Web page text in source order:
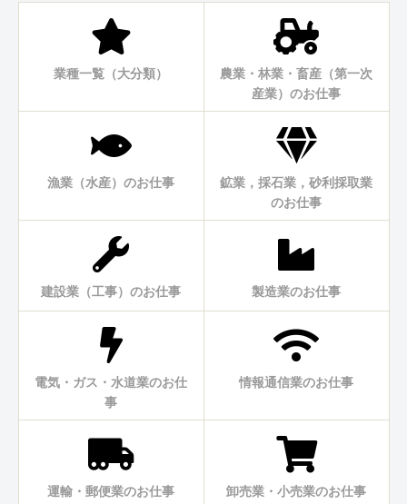
業種一覧（大分類）
農業・林業・畜産（第一次
産業）のお仕事
漁業（水産）のお仕事
鉱業，採石業，砂利採取業
のお仕事
建設業（工事）のお仕事 製造業のお仕事
電気・ガス・水道業のお仕
事
情報通信業のお仕事
運輸・郵便業のお仕事 卸売業・小売業のお仕事